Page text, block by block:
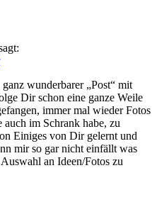
wunderbarer „Post“ mit
Dir schon eine ganze Weile
immer mal wieder Fotos
im Schrank habe, zu
Einiges von Dir gelernt und
mir so gar nicht einfällt was
an Ideen/Fotos zu